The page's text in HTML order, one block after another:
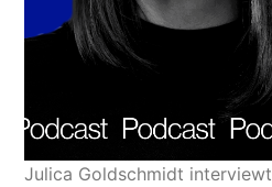
Julica Goldschmidt interviewt